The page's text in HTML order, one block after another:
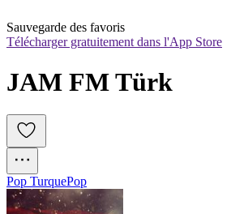
Sauvegarde des favoris
Télécharger gratuitement dans l'App Store
JAM FM Türk
Pop TurquePop